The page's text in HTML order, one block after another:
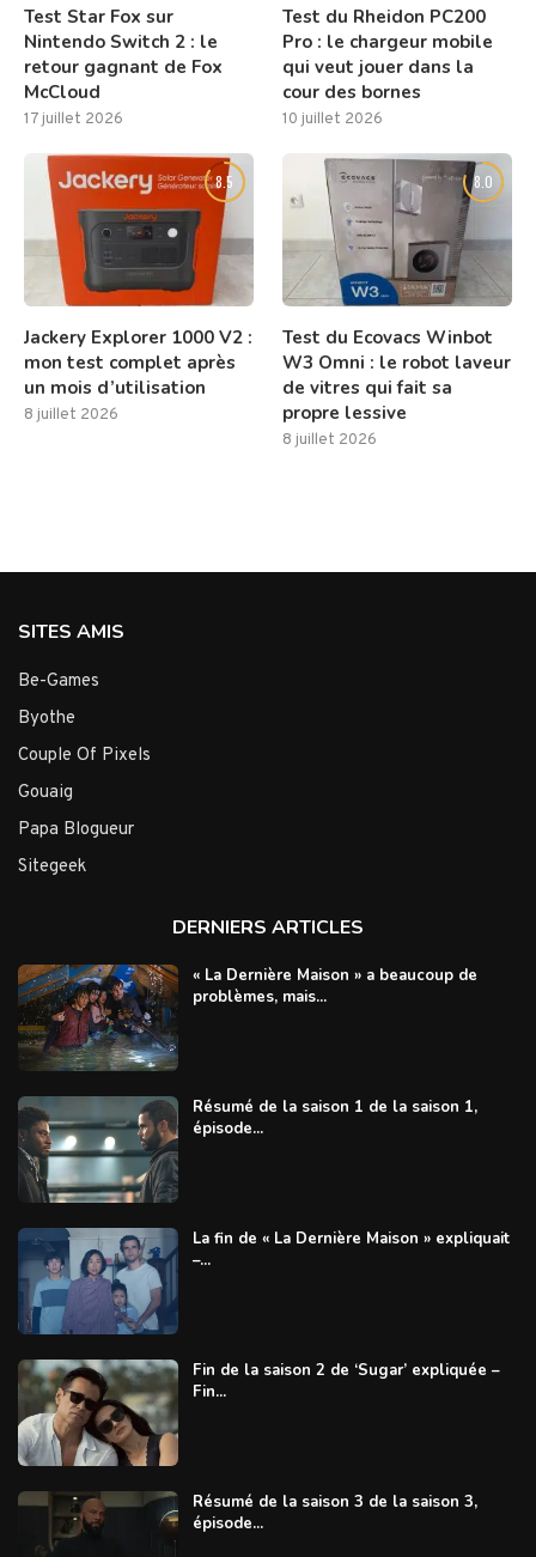
Test Star Fox sur
Nintendo Switch 2 : le
retour gagnant de Fox
McCloud
17 juillet 2026
Test du Rheidon PC200
Pro : le chargeur mobile
qui veut jouer dans la
cour des bornes
10 juillet 2026
8.5
Jackery Explorer 1000 V2 :
mon test complet après
un mois d’utilisation
8 juillet 2026
8.0
Test du Ecovacs Winbot
W3 Omni : le robot laveur
de vitres qui fait sa
propre lessive
8 juillet 2026
SITES AMIS
Be-Games
Byothe
Couple Of Pixels
Gouaig
Papa Blogueur
Sitegeek
DERNIERS ARTICLES
« La Dernière Maison » a beaucoup de
problèmes, mais...
Résumé de la saison 1 de la saison 1,
épisode...
La fin de « La Dernière Maison » expliquait
–...
Fin de la saison 2 de ‘Sugar’ expliquée –
Fin...
Résumé de la saison 3 de la saison 3,
épisode...